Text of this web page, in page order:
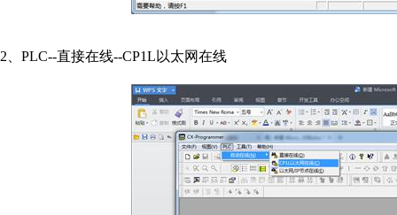
2、PLC--直接在线--CP1L以太网在线